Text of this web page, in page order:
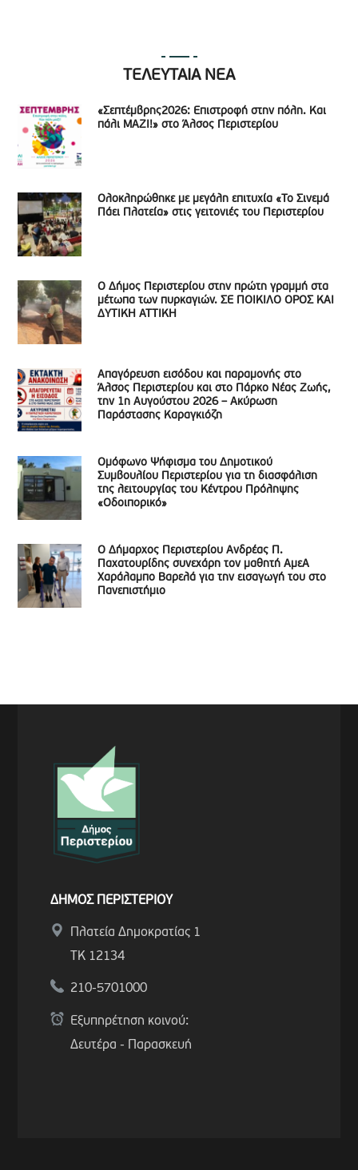
ΤΕΛΕΥΤΑΙΑ ΝΕΑ
«Σεπτέμβρης2026: Επιστροφή στην πόλη. Και
πάλι ΜΑΖΙ!» στο Άλσος Περιστερίου
Ολοκληρώθηκε με μεγάλη επιτυχία «Το Σινεμά
Πάει Πλατεία» στις γειτονιές του Περιστερίου
Ο Δήμος Περιστερίου στην πρώτη γραμμή στα
μέτωπα των πυρκαγιών. ΣΕ ΠΟΙΚΙΛΟ ΟΡΟΣ ΚΑΙ
ΔΥΤΙΚΗ ΑΤΤΙΚΗ
Απαγόρευση εισόδου και παραμονής στο
Άλσος Περιστερίου και στο Πάρκο Νέας Ζωής,
την 1η Αυγούστου 2026 – Ακύρωση
Παράστασης Καραγκιόζη
Ομόφωνο Ψήφισμα του Δημοτικού
Συμβουλίου Περιστερίου για τη διασφάλιση
της λειτουργίας του Κέντρου Πρόληψης
«Οδοιπορικό»
Ο Δήμαρχος Περιστερίου Ανδρέας Π.
Παχατουρίδης συνεχάρη τον μαθητή ΑμεΑ
Χαράλαμπο Βαρελά για την εισαγωγή του στο
Πανεπιστήμιο
ΔΗΜΟΣ ΠΕΡΙΣΤΕΡΙΟΥ
Πλατεία Δημοκρατίας 1
ΤΚ 12134
210-5701000
Εξυπηρέτηση κοινού:
Δευτέρα - Παρασκευή